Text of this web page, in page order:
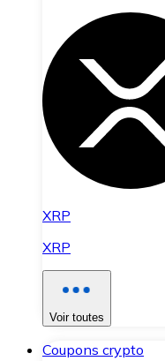
XRP
XRP
Voir toutes
Coupons crypto